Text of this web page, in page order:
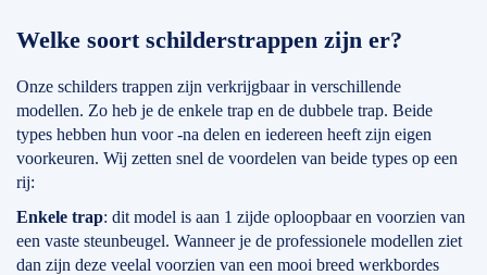
Welke soort schilderstrappen zijn er?
Onze schilders trappen zijn verkrijgbaar in verschillende
modellen. Zo heb je de enkele trap en de dubbele trap. Beide
types hebben hun voor -na delen en iedereen heeft zijn eigen
voorkeuren. Wij zetten snel de voordelen van beide types op een
rij:
Enkele trap: dit model is aan 1 zijde oploopbaar en voorzien van
een vaste steunbeugel. Wanneer je de professionele modellen ziet
dan zijn deze veelal voorzien van een mooi breed werkbordes